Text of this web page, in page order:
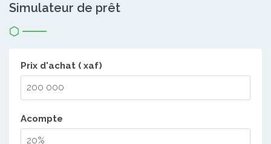
Simulateur de prêt
Prix d'achat ( xaf)
Acompte